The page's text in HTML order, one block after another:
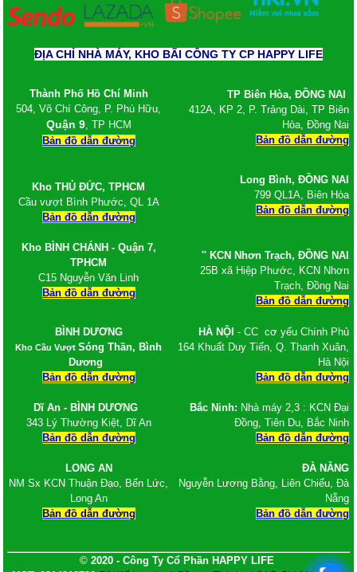
ĐỊA CHỈ NHÀ MÁY, KHO BÃI CÔNG TY CP HAPPY LIFE
Thành Phố Hồ Chí Minh
504, Võ Chí Công, P. Phú Hữu,
Quận 9, TP HCM
Bản đồ dẫn đường
TP Biên Hòa, ĐỒNG NAI
412A, KP 2, P. Trảng Dài, TP Biên
Hòa, Đồng Nai
Bản đồ dẫn đường
Kho THỦ ĐỨC, TPHCM
Cầu vượt Bình Phước, QL 1A
Bản đồ dẫn đường
Kho BÌNH CHÁNH - Quận 7,
TPHCM
C15 Nguyễn Văn Linh
Bản đồ dẫn đường
Long Bình,ĐỒNG NAI
799 QL1A, Biên Hòa
Bản đồ dẫn đường
'' KCN Nhơn Trạch, ĐỒNG NAI
25B xã Hiệp Phước, KCN Nhơn
Trạch, Đồng Nai
Bản đồ dẫn đường
BÌNH DƯƠNG
Kho Cầu VượtSóng Thần, Bình
Dương
Bản đồ dẫn đường
Dĩ An - BÌNH DƯƠNG
343 Lý Thường Kiệt, Dĩ An
Bản đồ dẫn đường
HÀ NỘI - CC cơ yếu Chính Phủ
164 Khuất Duy Tiến, Q. Thanh Xuân,
Hà Nội
Bản đồ dẫn đường
Bắc Ninh: Nhà máy 2,3 : KCN Đại
Đồng, Tiên Du, Bắc Ninh
Bản đồ dẫn đường
LONG AN
NM Sx KCN Thuận Đạo, Bến Lức,
Long An
Bản đồ dẫn đường
ĐÀ NẴNG
Nguyễn Lương Bằng, Liên Chiểu, Đà
Nẵng
Bản đồ dẫn đường
© 2020 - Công Ty Cổ Phần HAPPY LIFE